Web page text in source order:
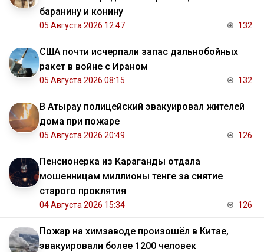
баранину и конину
05 Августа 2026 12:47 132
США почти исчерпали запас дальнобойных
ракет в войне с Ираном
05 Августа 2026 08:15 132
В Атырау полицейский эвакуировал жителей
дома при пожаре
05 Августа 2026 20:49 126
Пенсионерка из Караганды отдала
мошенницам миллионы тенге за снятие
старого проклятия
04 Августа 2026 15:34 126
Пожар на химзаводе произошёл в Китае,
эвакуировали более 1200 человек